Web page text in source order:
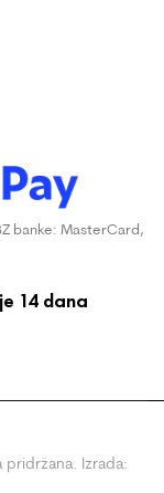
banke: MasterCard,
14 dana
Izrada: